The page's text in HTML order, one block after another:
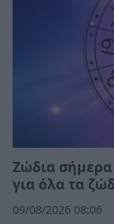
Ζώδια
για όλα τα
09/08/2026 08:06